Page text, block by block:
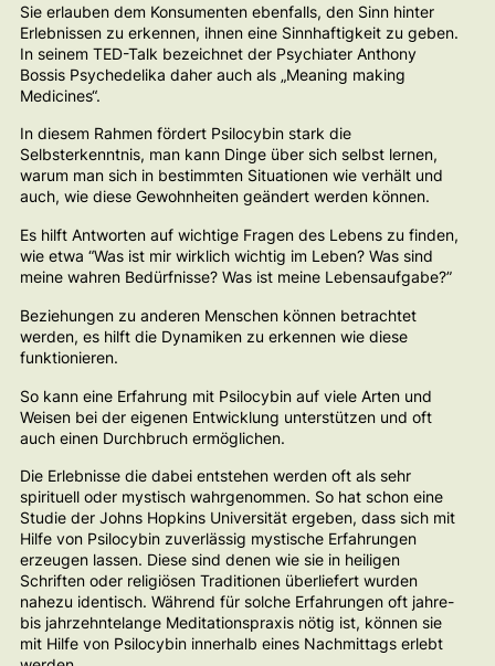
Sie erlauben dem Konsumenten ebenfalls, den Sinn hinter
Erlebnissen zu erkennen, ihnen eine Sinnhaftigkeit zu geben.
In seinem TED-Talk bezeichnet der Psychiater Anthony
Bossis Psychedelika daher auch als „Meaning making
Medicines“.
In diesem Rahmen fördert Psilocybin stark die
Selbsterkenntnis, man kann Dinge über sich selbst lernen,
warum man sich in bestimmten Situationen wie verhält und
auch, wie diese Gewohnheiten geändert werden können.
Es hilft Antworten auf wichtige Fragen des Lebens zu finden,
wie etwa “Was ist mir wirklich wichtig im Leben? Was sind
meine wahren Bedürfnisse? Was ist meine Lebensaufgabe?”
Beziehungen zu anderen Menschen können betrachtet
werden, es hilft die Dynamiken zu erkennen wie diese
funktionieren.
So kann eine Erfahrung mit Psilocybin auf viele Arten und
Weisen bei der eigenen Entwicklung unterstützen und oft
auch einen Durchbruch ermöglichen.
Die Erlebnisse die dabei entstehen werden oft als sehr
spirituell oder mystisch wahrgenommen. So hat schon eine
Studie der Johns Hopkins Universität ergeben, dass sich mit
Hilfe von Psilocybin zuverlässig mystische Erfahrungen
erzeugen lassen. Diese sind denen wie sie in heiligen
Schriften oder religiösen Traditionen überliefert wurden
nahezu identisch. Während für solche Erfahrungen oft jahre-
bis jahrzehntelange Meditationspraxis nötig ist, können sie
mit Hilfe von Psilocybin innerhalb eines Nachmittags erlebt